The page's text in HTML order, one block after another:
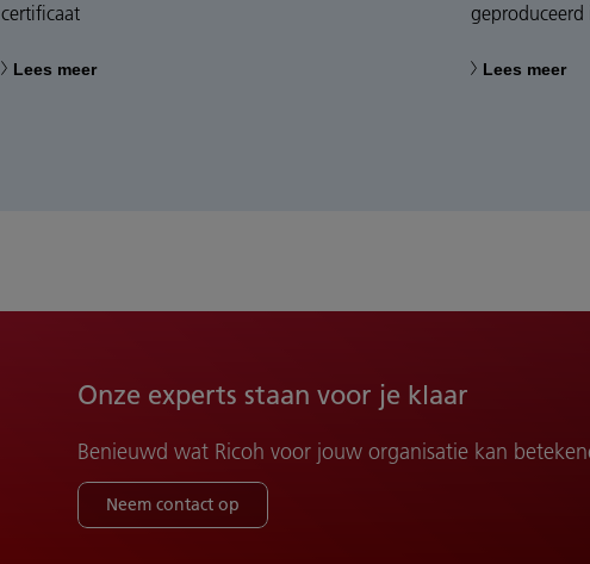
certificaat
Lees meer Lees meer
Onze experts staan voor je klaar
Benieuwd wat Ricoh voor jouw organisatie kan
Neem contact op